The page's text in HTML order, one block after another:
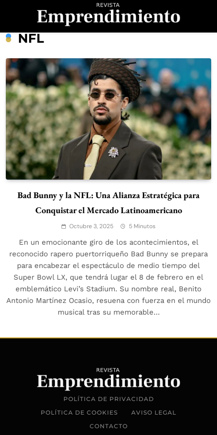
Revista
Emprendimiento
NFL
Bad Bunny y la NFL: Una Alianza Estratégica para
Conquistar el Mercado Latinoamericano
Octubre 3, 2025 5 Minutos
En un emocionante giro de los acontecimientos, el
reconocido rapero puertorriqueño Bad Bunny se prepara
para encabezar el espectáculo de medio tiempo del
Super Bowl LX, que tendrá lugar el 8 de febrero en el
emblemático Levi’s Stadium. Su nombre real, Benito
Antonio Martínez Ocasio, resuena con fuerza en el mundo
musical tras su memorable…
POLÍTICA DE PRIVACIDAD
POLÍTICA DE COOKIES
AVISO LEGAL
CONTACTO